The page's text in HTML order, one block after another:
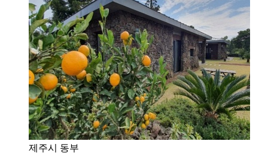
제주시 동부